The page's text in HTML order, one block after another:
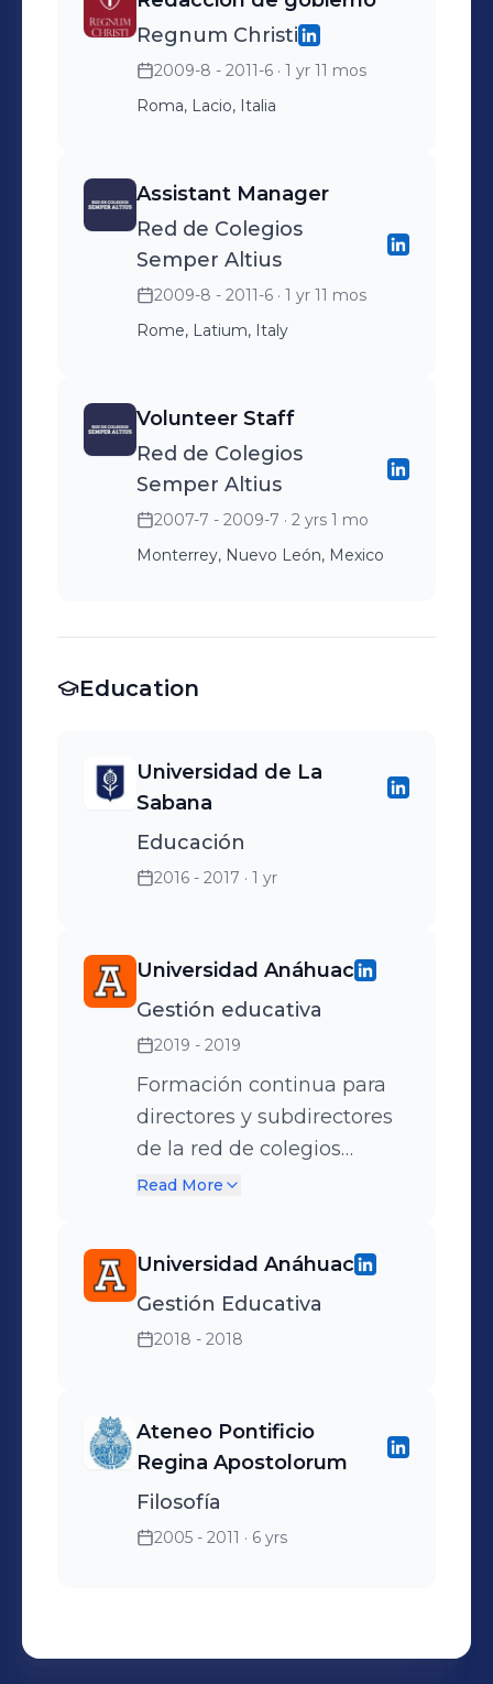
miembro candidato a recibir la
acreditación internacional COGNIA.
Regnum Christi
2009-8 - 2011-6 · 1 yr 11 mos
Roma, Lacio, Italia
Assistant Manager
Red de Colegios
Semper Altius
2009-8 - 2011-6 · 1 yr 11 mos
Rome, Latium, Italy
Volunteer Staff
Red de Colegios
Semper Altius
2007-7 - 2009-7 · 2 yrs 1 mo
Monterrey, Nuevo León, Mexico
Education
Universidad de La
Sabana
Educación
2016 - 2017 · 1 yr
Universidad Anáhuac
Gestión educativa
2019 - 2019
Formación continua para
directores y subdirectores
de la red de colegios
Semper Altius
Read More
Universidad Anáhuac
Gestión Educativa
2018 - 2018
Ateneo Pontificio
Regina Apostolorum
Filosofía
2005 - 2011 · 6 yrs